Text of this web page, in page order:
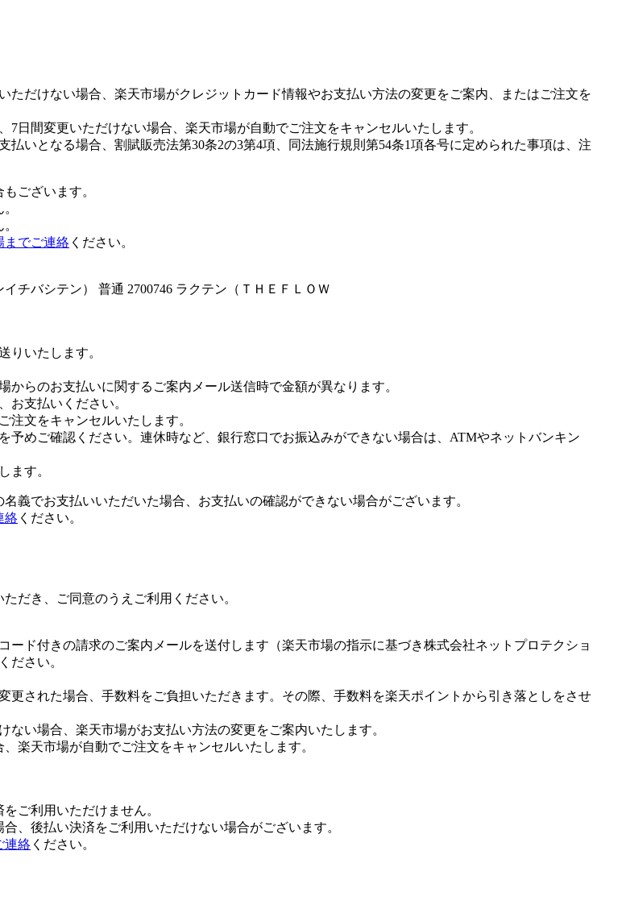
ただけない場合、楽天市場がクレジットカード情報やお支払い方法の変更をご案内、またはご注文を
日間変更いただけない場合、楽天市場が自動でご注文をキャンセルいたします。
いとなる場合、割賦販売法第30条2の3第4項、同法施行規則第54条1項各号に定められた事項は、注
ございます。
までご連絡 ください。
チバシテン） 普通 2700746 ラクテン（ＴＨＥＦＬＯＷ
りいたします。
らのお支払いに関するご案内メール送信時で金額が異なります。
お支払いください。
注文をキャンセルいたします。
予めご確認ください。連休時など、銀行窓口でお振込みができない場合は、ATMやネットバンキン
ます。
義でお支払いいただいた場合、お支払いの確認ができない場合がございます。
絡 ください。
ただき、ご同意のうえご利用ください。
ド付きの請求のご案内メールを送付します（楽天市場の指示に基づき株式会社ネットプロテクショ
ださい。
更された場合、手数料をご負担いただきます。その際、手数料を楽天ポイントから引き落としをさせ
い場合、楽天市場がお支払い方法の変更をご案内いたします。
楽天市場が自動でご注文をキャンセルいたします。
ご利用いただけません。
、後払い決済をご利用いただけない場合がございます。
連絡 ください。